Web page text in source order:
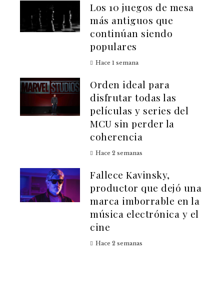
Los 10 juegos de mesa
más antiguos que
continúan siendo
populares
Hace 1 semana
Orden ideal para
disfrutar todas las
películas y series del
MCU sin perder la
coherencia
Hace 2 semanas
Fallece Kavinsky,
productor que dejó una
marca imborrable en la
música electrónica y el
cine
Hace 2 semanas